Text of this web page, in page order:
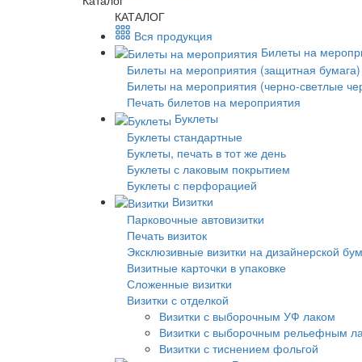
КАТАЛОГ
Вся продукция
Билеты на
Билеты на мероприятия (защитная бумага)
Билеты на мероприятия (черно-светлые
Печать билетов на мероприятия
Буклеты
Буклеты стандартные
Буклеты, печать в тот же день
Буклеты с лаковым покрытием
Буклеты с перфорацией
Визитки
Парковочные автовизитки
Печать визиток
Эксклюзивные визитки на дизайнерской
Визитные карточки в упаковке
Сложенные визитки
Визитки с отделкой
Визитки с выборочным УФ лаком
Визитки с выборочным рельефным
Визитки с тиснением фольгой